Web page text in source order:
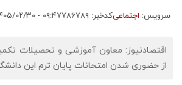
سرویس: اجتماعیکدخبر: ۷۸۶۷۸۹ ۱۴۰۵/۰۲/۳۰ -
اقتصادنیوز: معاون آموزشی و تحصیلات
از حضوری شدن امتحانات پایان ترم این